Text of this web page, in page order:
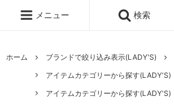
メニュー 検索
ホーム ブランドで絞り込み表示(LADY'S)
アイテムカテゴリーから探す(LADY'S)
アイテムカテゴリーから探す(LADY'S)